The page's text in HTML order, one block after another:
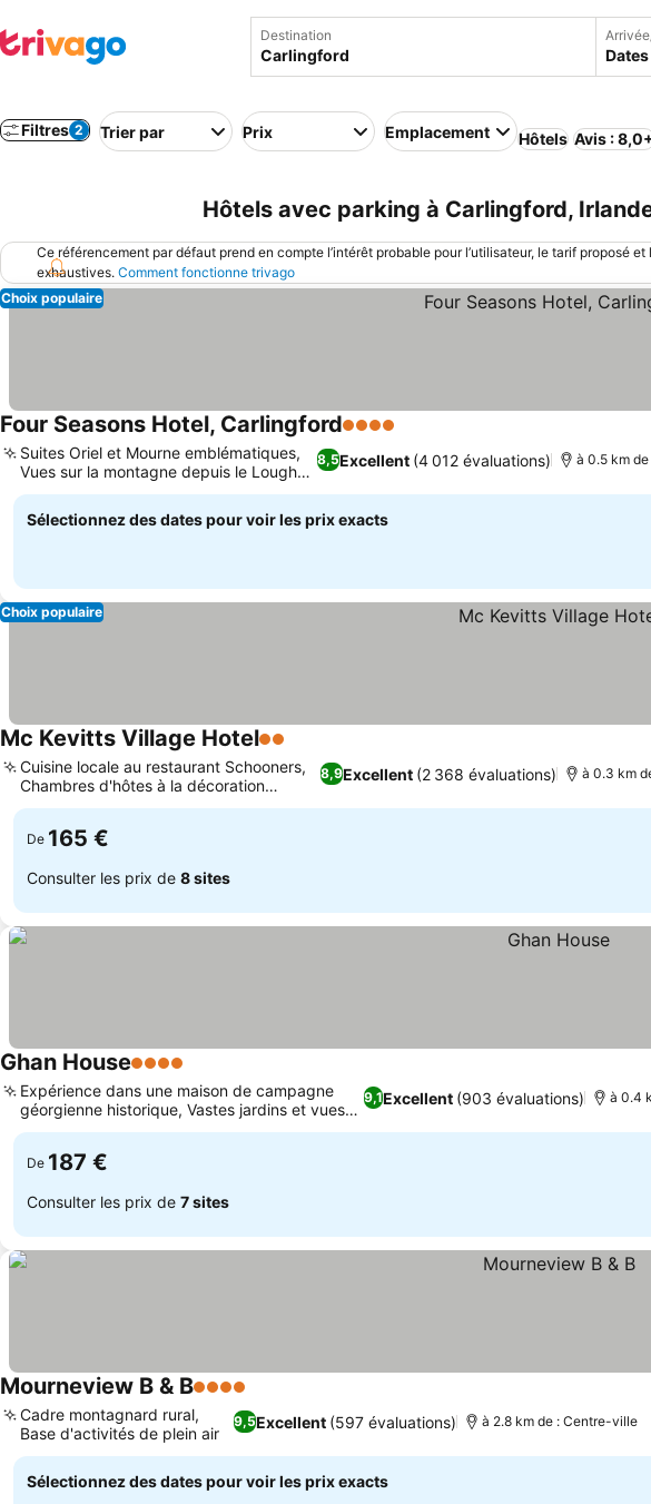
Destination
Dates
Filtres 2 Trier par Prix Emplacement Hôtels Avis :
Hôtels avec parking à Carlingford,
Ce référencement par défaut prend en compte l’intérêt probable pour l’utilisateur, le tarif proposé
exhaustives. Comment fonctionne trivago
Choix populaire
Four Seasons Hotel, Carlingford4 Étoiles
8,5Excellent (4 012 évaluations)
Suites Oriel et Mourne emblématiques,
Vues sur la montagne depuis le Lough
Lounge
à 0.5 km
Sélectionnez des dates pour voir les prix exacts
Choix populaire
Mc Kevitts Village Hotel2 Étoiles
8,9Excellent (2 368 évaluations)
Cuisine locale au restaurant Schooners,
Chambres d'hôtes à la décoration
traditionnelle
à 0.3 km
De 165 €
Consulter les prix de 8 sites
Ghan House4 Étoiles
9,1Excellent (903 évaluations)
Expérience dans une maison de campagne
géorgienne historique, Vastes jardins et vues
sur la montagne
à 0.4
De 187 €
Consulter les prix de 7 sites
Mourneview B & B4 Étoiles
9,5Excellent (597 évaluations)
Cadre montagnard rural,
Base d'activités de plein air
à 2.8 km de : Centre-ville
Sélectionnez des dates pour voir les prix exacts